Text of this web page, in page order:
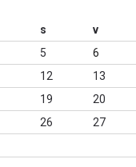
s
v
5
6
12
13
19
20
26
27